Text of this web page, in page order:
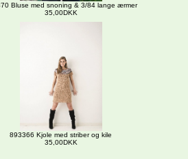
Bluse med snoning & 3/84 lange ærmer
35,00DKK
893366 Kjole med striber og kile
35,00DKK